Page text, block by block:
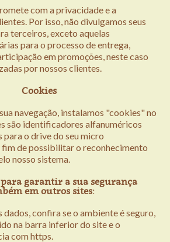
com a privacidade e a
Por isso, não divulgamos seus
terceiros, exceto aquelas
para o processo de entrega,
em promoções, neste caso
por nossos clientes.
Cookies
navegação, instalamos "cookies" no
são identificadores alfanuméricos
para o drive do seu micro
de possibilitar o reconhecimento
nosso sistema.
garantir a sua segurança
em outros sites:
dados, confira se o ambiente é seguro,
na barra inferior do site e o
com https.